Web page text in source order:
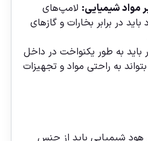
مواد شیمیایی: لامپ‌های
در برابر بخارات و گازهای
باید به طور یکنواخت در داخل
به راحتی مواد و تجهیزات
شیمیایی باید از جنس